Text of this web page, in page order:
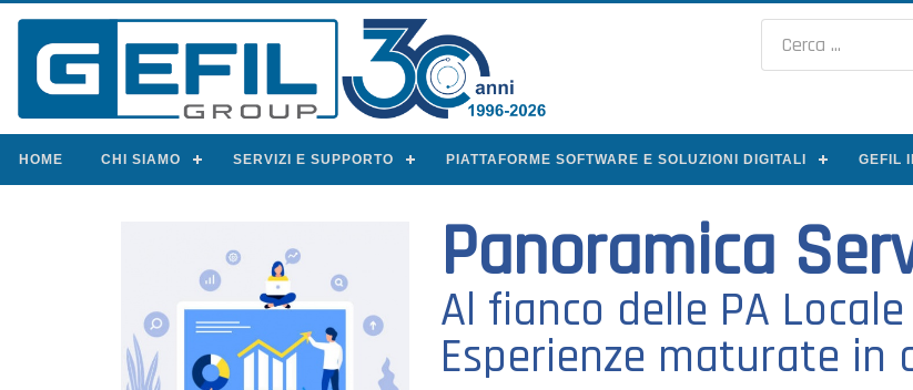
HOME CHI SIAMO SERVIZI E SUPPORTO PIATTAFORME SOFTWARE E SOLUZIONI DIGITALI GEFIL
Panoramica
Al fianco delle PA
Esperienze maturate